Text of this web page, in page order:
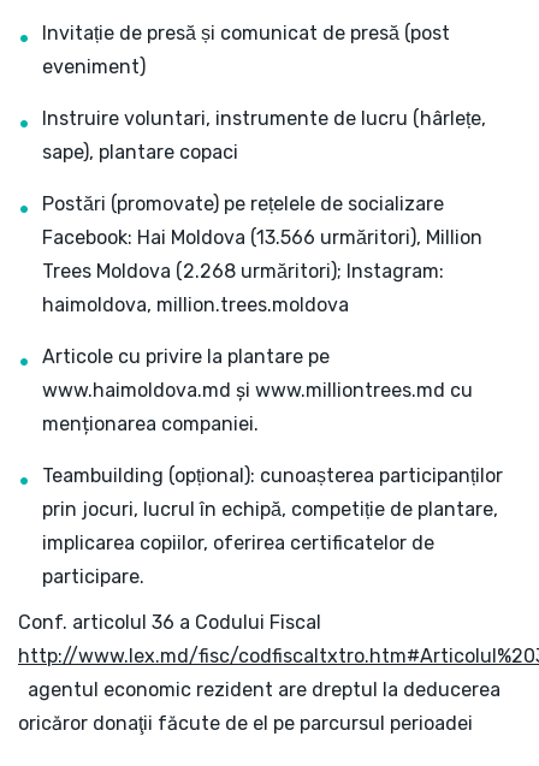
Invitație de presă și comunicat de presă (post
eveniment)
Instruire voluntari, instrumente de lucru (hârlețe,
sape), plantare copaci
Postări (promovate) pe rețelele de socializare
Facebook: Hai Moldova (13.566 urmăritori), Million
Trees Moldova (2.268 urmăritori); Instagram:
haimoldova, million.trees.moldova
Articole cu privire la plantare pe
www.haimoldova.md și www.milliontrees.md cu
menționarea companiei.
Teambuilding (opțional): cunoașterea participanților
prin jocuri, lucrul în echipă, competiție de plantare,
implicarea copiilor, oferirea certificatelor de
participare.
Conf. articolul 36 a Codului Fiscal
http://www.lex.md/fisc/
agentul economic rezident are dreptul la deducerea
oricăror donaţii făcute de el pe parcursul perioadei